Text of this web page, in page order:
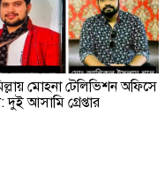
মোহনা টেলিভিশন অফিসে
আসামি গ্রেপ্তার